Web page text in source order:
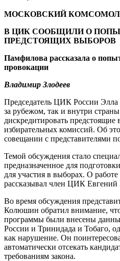
МОСКОВСКИЙ
В ЦИК СООБЩИЛИ О
ПРЕДСТОЯЩИХ ВЫБОРОВ
Памфилова рассказала о
провокации
Владимир Злодеев
Председатель ЦИК России Элла
за рубежом, так и внутри
дискредитировать
избирательных комиссий. Об
совещании с представителями
Темой обсуждения стало
предназначенное для
для участия в выборах. О
рассказывал член ЦИК Евгений
Во время обсуждения
Колюшин обратил внимание,
программы были внесены
России и Тринидада и Тобаго,
как нарушение. Он
автоматически отсекать
требованиям закона.